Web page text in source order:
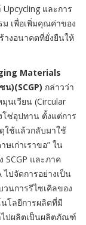
และการ
ม เพื่อเพิ่มคุณค่าของ
างอนาคตที่ยั่งยืนให้
Materials
น)(SCGP) กล่าวว่า
นเวียน (Circular
โซ่อุปทาน ตั้งแต่การ
ใช้แล้วกลับมาใช้
ษเก่าเราขอ” ใน
SCGP และภาค
ปจัดการอย่างเป็น
นการรีไซเคิลของ
โลยีการผลิตที่มี
ไปผลิตเป็นผลิตภัณฑ์